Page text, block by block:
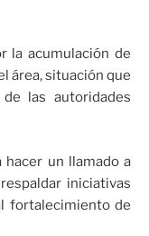
la acumulación de
área, situación que
las autoridades
hacer un llamado a
iniciativas
fortalecimiento de